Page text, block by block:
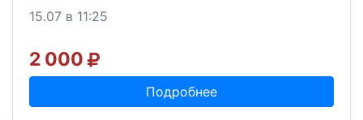
15.07 в 11:25
2 000
Подробнее